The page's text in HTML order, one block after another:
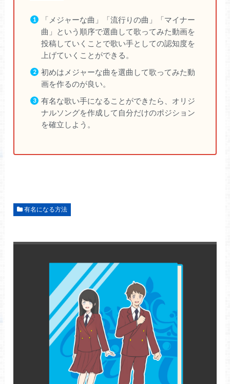
「メジャーな曲」「流行りの曲」「マイナー
曲」という順序で選曲して歌ってみた動画を
投稿していくことで歌い手としての認知度を
上げていくことができる。
初めはメジャーな曲を選曲して歌ってみた動
画を作るのが良い。
有名な歌い手になることができたら、オリジ
ナルソングを作成して自分だけのポジション
を確立しよう。
有名になる方法